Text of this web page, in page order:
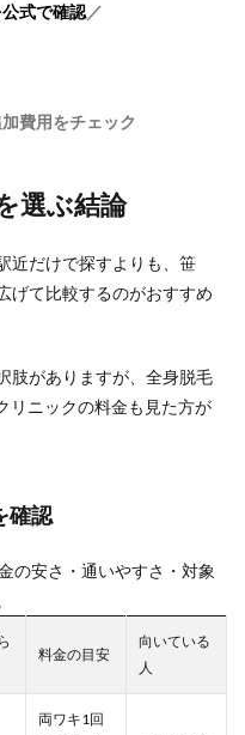
式で確認／
費用をチェック
選ぶ結論
近だけで探すよりも、笹
げて比較するのがおすすめ
肢がありますが、全身脱毛
リニックの料金も見た方が
確認
の安さ・通いやすさ・対象
料金の目安
向いている
人
両ワキ1回